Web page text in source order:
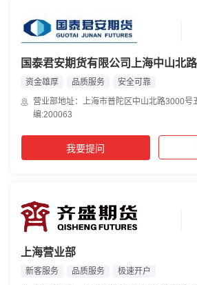
国泰君安期货有限公司上海中山北
资金雄厚 品质服务
安全可靠
营业部地址：上海市普陀区中山北路3000号
编:200063
我要提问
上海营业部
新客服务 品质服务
极速开户